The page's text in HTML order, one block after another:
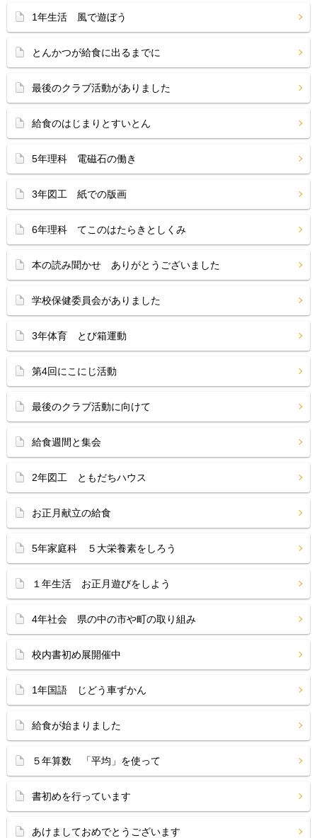
1年生活 風で遊ぼう
とんかつが給食に出るまでに
最後のクラブ活動がありました
給食のはじまりとすいとん
5年理科 電磁石の働き
3年図工 紙での版画
6年理科 てこのはたらきとしくみ
本の読み聞かせ ありがとうございました
学校保健委員会がありました
3年体育 とび箱運動
第4回にこにじ活動
最後のクラブ活動に向けて
給食週間と集会
2年図工 ともだちハウス
お正月献立の給食
5年家庭科 ５大栄養素をしろう
１年生活 お正月遊びをしよう
4年社会 県の中の市や町の取り組み
校内書初め展開催中
1年国語 じどう車ずかん
給食が始まりました
５年算数 「平均」を使って
書初めを行っています
あけましておめでとうございます